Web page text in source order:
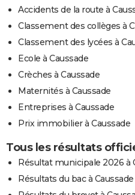
Accidents de la route à
Classement des collèges à
Classement des lycées à
Ecole à Caussade
Crèches à Caussade
Maternités à Caussade
Entreprises à Caussade
Prix immobilier à Caussade
Tous les résultats
Résultat municipale 2026 à
Résultats du bac à Caussade